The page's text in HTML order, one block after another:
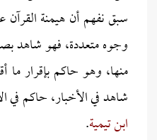
سبق نفهم أن هيمنة
وجوه متعددة، فهو شاهد
منها، وهو حاكم بإقرار ما
شاهد في الأخبار، حاكم في
ابن تيمية.